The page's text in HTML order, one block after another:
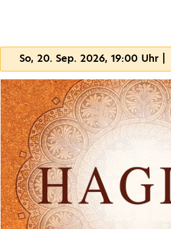
So, 20. Sep. 2026, 19:00 Uhr |